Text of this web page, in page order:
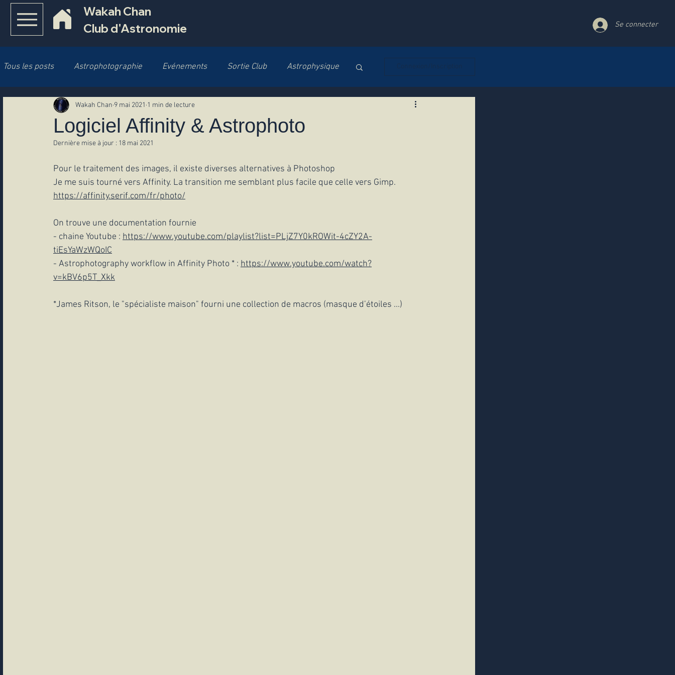
Wakah Chan
Club d'Astronomie
Se connecter
Tous les posts Astrophotographie Evénements Sortie Club Astrophysique
Cosmologie Système Solaire Objets Célestes
Sol'Ex
Logiciel Affinity & Astrophoto
Wakah Chan 9 mai 2021 1 min de lecture
Dernière mise à jour : 18 mai 2021
Pour le traitement des images, il existe diverses alternatives à Photoshop
Je me suis tourné vers Affinity. La transition me semblant plus facile que celle vers Gimp.
https://affinity.serif.com/fr/photo/
On trouve une documentation fournie
- chaine Youtube : https://www.youtube.com/playlist?list=PLjZ7Y0kROWit-4cZY2A-
tiEsYaWzWQoIC
- Astrophotography workflow in Affinity Photo * : https://www.youtube.com/watch?
v=kBV6p5T_Xkk
*James Ritson, le "spécialiste maison" fourni une collection de macros (masque d’étoiles ...)